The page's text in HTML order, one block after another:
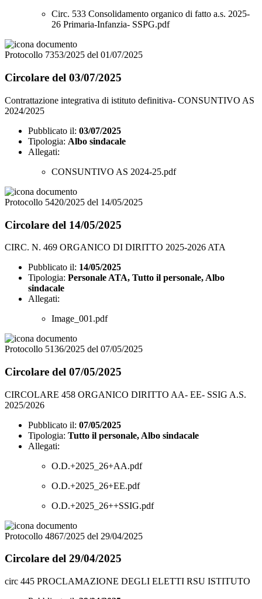
Circ. 533 Consolidamento organico di fatto a.s. 2025-
26 Primaria-Infanzia- SSPG.pdf
Protocollo 7353/2025 del 01/07/2025
Circolare del 03/07/2025
Contrattazione integrativa di istituto definitiva- CONSUNTIVO AS
2024/2025
Pubblicato il: 03/07/2025
Tipologia: Albo sindacale
Allegati:
CONSUNTIVO AS 2024-25.pdf
Protocollo 5420/2025 del 14/05/2025
Circolare del 14/05/2025
CIRC. N. 469 ORGANICO DI DIRITTO 2025-2026 ATA
Pubblicato il: 14/05/2025
Tipologia: Personale ATA, Tutto il personale, Albo
sindacale
Allegati:
Image_001.pdf
Protocollo 5136/2025 del 07/05/2025
Circolare del 07/05/2025
CIRCOLARE 458 ORGANICO DIRITTO AA- EE- SSIG A.S.
2025/2026
Pubblicato il: 07/05/2025
Tipologia: Tutto il personale, Albo sindacale
Allegati:
O.D.+2025_26+AA.pdf
O.D.+2025_26+EE.pdf
O.D.+2025_26++SSIG.pdf
Protocollo 4867/2025 del 29/04/2025
Circolare del 29/04/2025
circ 445 PROCLAMAZIONE DEGLI ELETTI RSU ISTITUTO